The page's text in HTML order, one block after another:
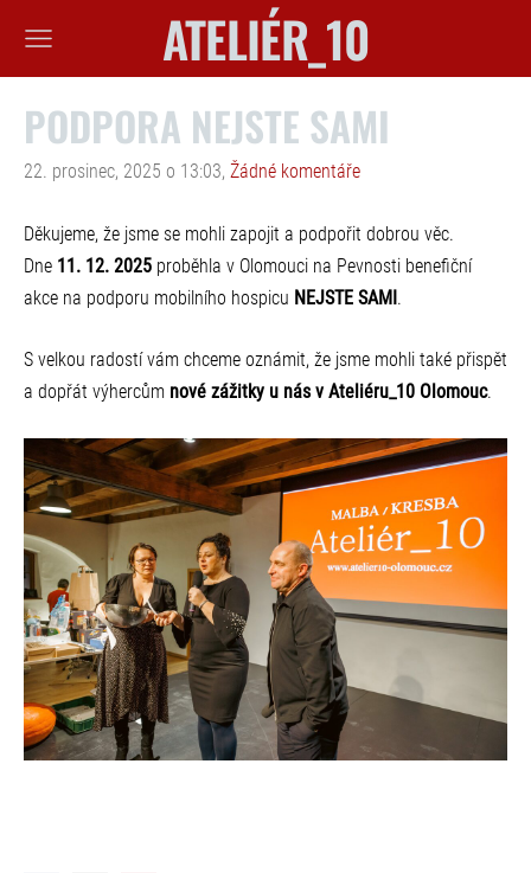
ATELIÉR_10
PODPORA NEJSTE SAMI
22. prosinec, 2025 o 13:03, Žádné komentáře
Děkujeme, že jsme se mohli zapojit a podpořit dobrou věc.
Dne 11. 12. 2025 proběhla v Olomouci na Pevnosti benefiční
akce na podporu mobilního hospicu NEJSTE SAMI.
S velkou radostí vám chceme oznámit, že jsme mohli také přispět
a dopřát výhercům nové zážitky u nás v Ateliéru_10 Olomouc.